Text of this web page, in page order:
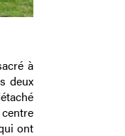
à
deux
ont